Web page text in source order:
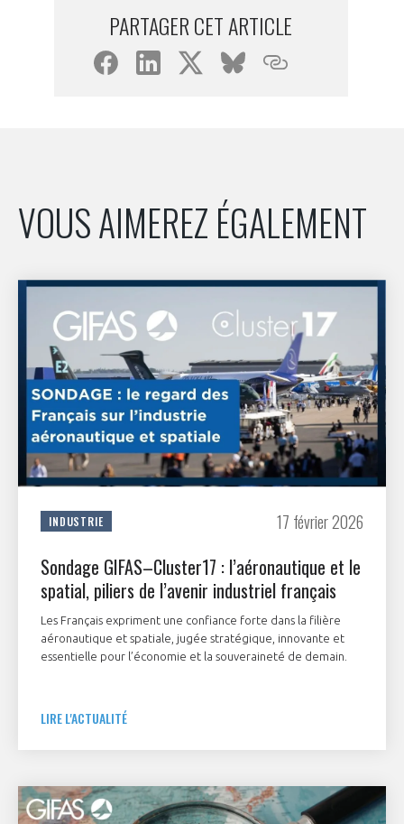
PARTAGER CET ARTICLE
VOUS AIMEREZ ÉGALEMENT
INDUSTRIE 17 février 2026
Sondage GIFAS–Cluster17 : l’aéronautique et le
spatial, piliers de l’avenir industriel français
Les Français expriment une confiance forte dans la filière
aéronautique et spatiale, jugée stratégique, innovante et
essentielle pour l’économie et la souveraineté de demain.
LIRE L'ACTUALITÉ